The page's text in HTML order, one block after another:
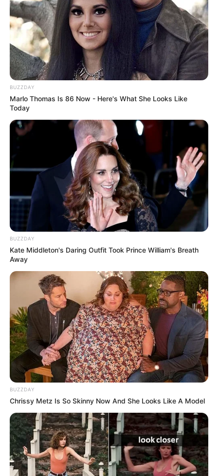
BUZZDAY
Marlo Thomas Is 86 Now - Here's What She Looks Like
Today
BUZZDAY
Kate Middleton's Daring Outfit Took Prince William's Breath
Away
BUZZDAY
Chrissy Metz Is So Skinny Now And She Looks Like A Model